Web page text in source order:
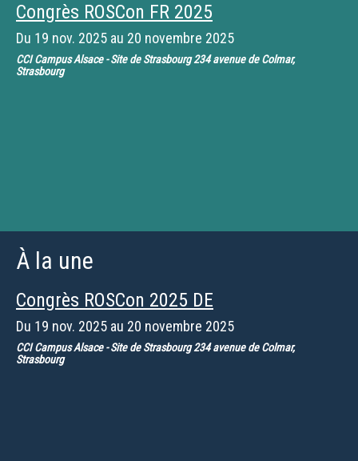
Congrès ROSCon FR 2025
Du 19 nov. 2025 au 20 novembre 2025
CCI Campus Alsace - Site de Strasbourg 234 avenue de Colmar,
Strasbourg
À la une
Congrès ROSCon 2025 DE
Du 19 nov. 2025 au 20 novembre 2025
CCI Campus Alsace - Site de Strasbourg 234 avenue de Colmar,
Strasbourg